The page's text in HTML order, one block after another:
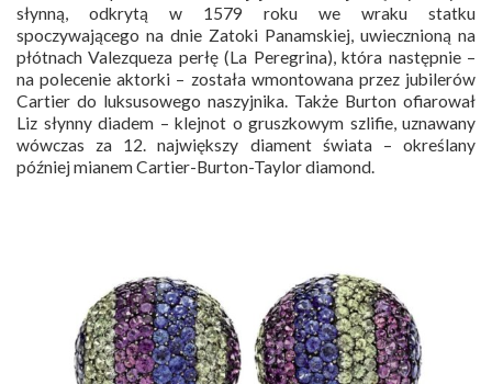
słynną, odkrytą w 1579 roku we wraku statku
spoczywającego na dnie Zatoki Panamskiej, uwiecznioną na
płótnach Valezqueza perłę (La Peregrina), która następnie –
na polecenie aktorki – została wmontowana przez jubilerów
Cartier do luksusowego naszyjnika. Także Burton ofiarował
Liz słynny diadem – klejnot o gruszkowym szlifie, uznawany
wówczas za 12. największy diament świata – określany
później mianem Cartier-Burton-Taylor diamond.